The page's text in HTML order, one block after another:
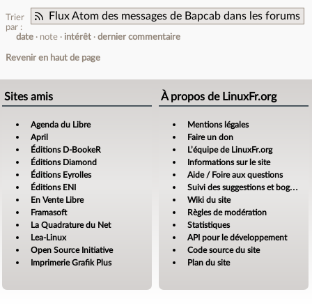
Flux Atom des messages de Bapcab dans les forums
Trier
par :
date
note intérêt dernier commentaire
Revenir en haut de page
Sites amis
Agenda du Libre
April
Éditions D-BookeR
Éditions Diamond
Éditions Eyrolles
Éditions ENI
En Vente Libre
Framasoft
La Quadrature du Net
Lea-Linux
Open Source Initiative
Imprimerie Grafik Plus
À propos de LinuxFr.org
Mentions légales
Faire un don
L’équipe de LinuxFr.org
Informations sur le site
Aide / Foire aux questions
Suivi des suggestions et bogues
Wiki du site
Règles de modération
Statistiques
API pour le développement
Code source du site
Plan du site